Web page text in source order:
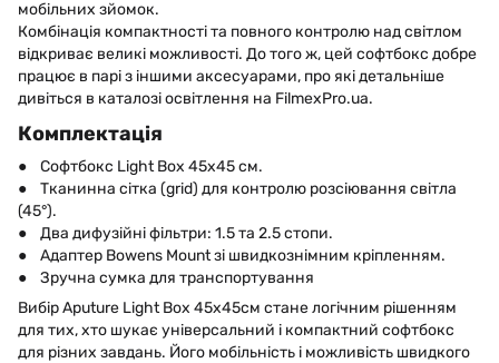
мобільних зйомок.
Комбінація компактності та повного контролю над світлом
відкриває великі можливості. До того ж, цей софтбокс добре
працює в парі з іншими аксесуарами, про які детальніше
дивіться в каталозі освітлення на FilmexPro.ua.
Комплектація
● Софтбокс Light Box 45x45 см.
● Тканинна сітка (grid) для контролю розсіювання світла
(45°).
● Два дифузійні фільтри: 1.5 та 2.5 стопи.
● Адаптер Bowens Mount зі швидкознімним кріпленням.
● Зручна сумка для транспортування
Вибір Aputure Light Box 45x45см стане логічним рішенням
для тих, хто шукає універсальний і компактний софтбокс
для різних завдань. Його мобільність і можливість швидкого